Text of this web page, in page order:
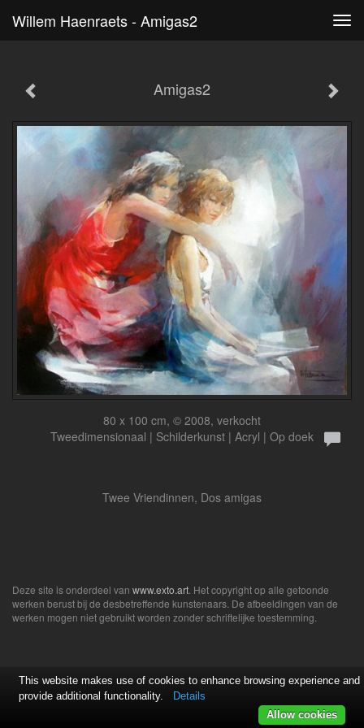
Willem Haenraets - Amigas2
Amigas2
80 x 100 cm, © 2008, verkocht
Tweedimensionaal | Schilderkunst | Acryl | Op doek
Twee Vriendinnen, Dos amigas
Deze site is onderdeel van www.exto.art . Het copyright op alle getoonde
werken berust bij de desbetreffende kunstenaars. De afbeeldingen van de
werken mogen niet gebruikt worden zonder schriftelijke toestemming.
This website makes use of cookies to enhance browsing experience and
provide additional functionality.
Details
Allow cookies